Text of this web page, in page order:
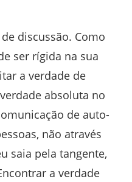
discussão. Como
ser rígida na sua
a verdade de
absoluta no
de auto-
não através
saia pela tangente,
a verdade